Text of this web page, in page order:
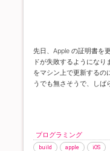
先日、Apple の証明書を
ドが失敗するようになり
をマシン上で更新するの
うでも無さそうで、しば
プログラミング
build apple iOS